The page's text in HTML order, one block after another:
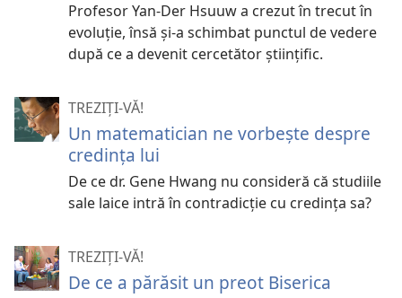
Profesor Yan-Der Hsuuw a crezut în trecut în
evoluție, însă și-a schimbat punctul de vedere
după ce a devenit cercetător științific.
TREZIȚI-VĂ!
Un matematician ne vorbeşte despre
credinţa lui
De ce dr. Gene Hwang nu consideră că studiile
sale laice intră în contradicţie cu credinţa sa?
TREZIȚI-VĂ!
De ce a părăsit un preot Biserica